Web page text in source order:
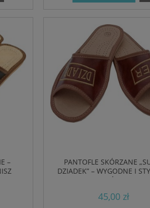
–
PANTOFLE SKÓRZANE
DZIADEK” – WYGODNE I
KAPCIE DLA KAŻDEGO
45,00 zł